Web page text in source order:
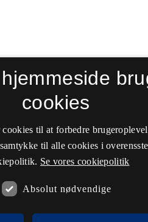
cookies
til at forbedre
til alle cookies i
Se vores cookiepolitik
Absolut nødvendige